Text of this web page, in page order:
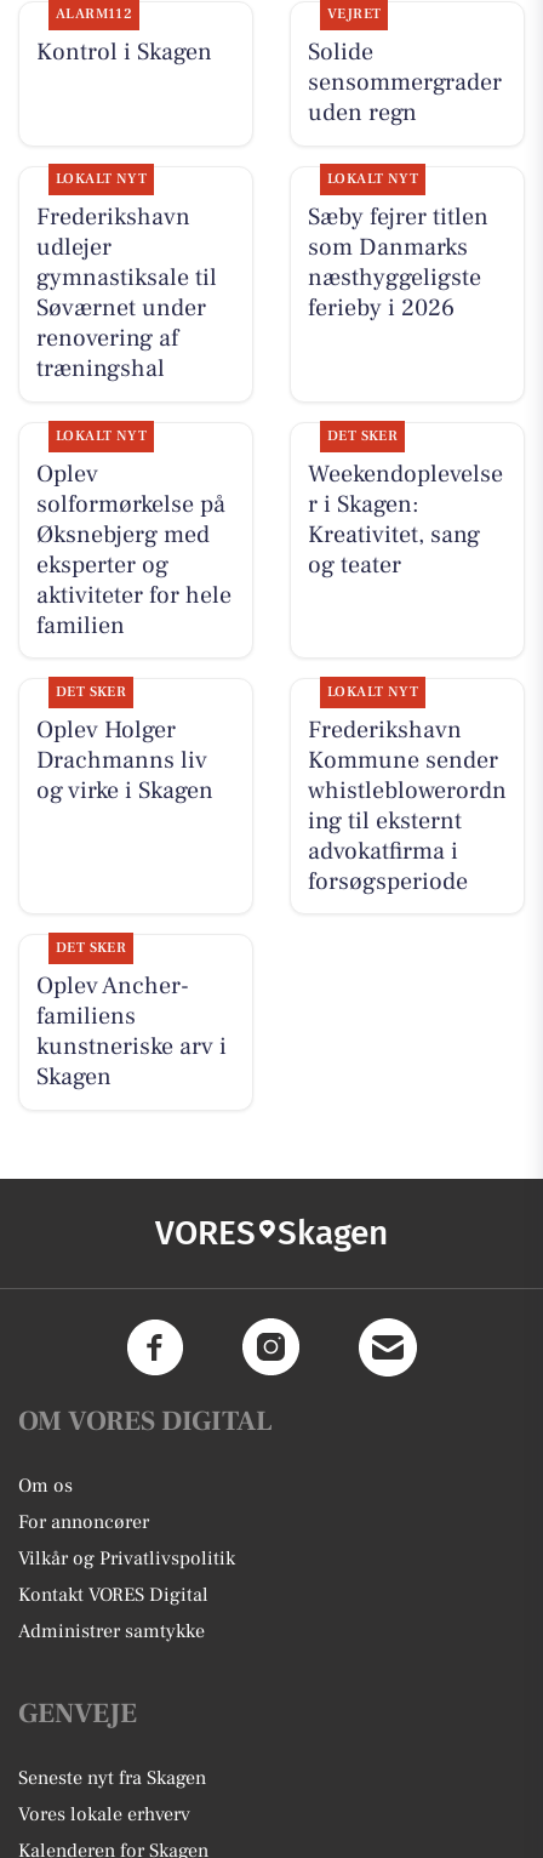
ALARM112
Kontrol i Skagen
VEJRET
Solide
sensommergrader
uden regn
LOKALT NYT
Frederikshavn
udlejer
gymnastiksale til
Søværnet under
renovering af
træningshal
LOKALT NYT
Sæby fejrer titlen
som Danmarks
næsthyggeligste
ferieby i 2026
LOKALT NYT
Oplev
solformørkelse på
Øksnebjerg med
eksperter og
aktiviteter for hele
familien
DET SKER
Weekendoplevelse
r i Skagen:
Kreativitet, sang
og teater
DET SKER
Oplev Holger
Drachmanns liv
og virke i Skagen
LOKALT NYT
Frederikshavn
Kommune sender
whistleblowerordn
ing til eksternt
advokatfirma i
forsøgsperiode
DET SKER
Oplev Ancher-
familiens
kunstneriske arv i
Skagen
VORES Skagen
OM VORES DIGITAL
Om os
For annoncører
Vilkår og Privatlivspolitik
Kontakt VORES Digital
Administrer samtykke
GENVEJE
Seneste nyt fra Skagen
Vores lokale erhverv
Kalenderen for Skagen